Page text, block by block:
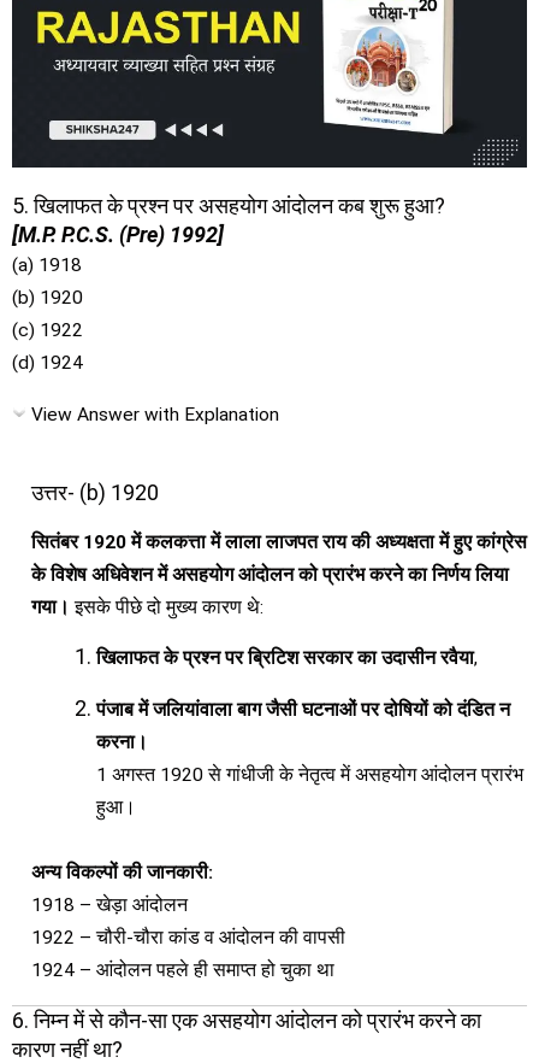
5. खिलाफत के प्रश्न पर असहयोग आंदोलन कब शुरू हुआ?
[M.P. P.C.S. (Pre) 1992]
(a) 1918
(b) 1920
(c) 1922
(d) 1924
View Answer with Explanation
उत्तर- (b) 1920
सितंबर 1920 में कलकत्ता में लाला लाजपत राय की अध्यक्षता में हुए कांग्रेस
के विशेष अधिवेशन में असहयोग आंदोलन को प्रारंभ करने का निर्णय लिया
गया। इसके पीछे दो मुख्य कारण थे:
खिलाफत के प्रश्न पर ब्रिटिश सरकार का उदासीन रवैया,
पंजाब में जलियांवाला बाग जैसी घटनाओं पर दोषियों को दंडित न
करना।
1 अगस्त 1920 से गांधीजी के नेतृत्व में असहयोग आंदोलन प्रारंभ
हुआ।
अन्य विकल्पों की जानकारी:
1918 – खेड़ा आंदोलन
1922 – चौरी-चौरा कांड व आंदोलन की वापसी
1924 – आंदोलन पहले ही समाप्त हो चुका था
6. निम्न में से कौन-सा एक असहयोग आंदोलन को प्रारंभ करने का
कारण नहीं था?